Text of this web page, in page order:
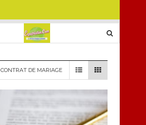
CONTRAT DE MARIAGE